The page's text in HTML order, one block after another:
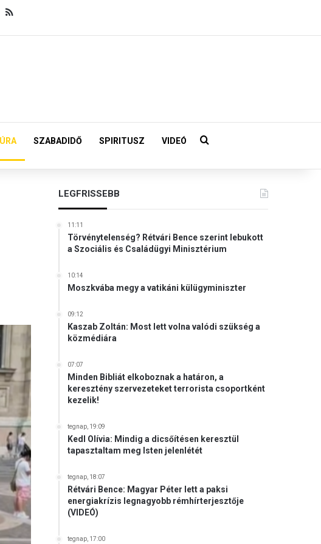
TikTok
SZABADIDŐ SPIRITUSZ VIDEÓ Keresés:
LEGFRISSEBB
11:11
Törvénytelenség? Rétvári Bence szerint lebukott
a Szociális és Családügyi Minisztérium
10:14
Moszkvába megy a vatikáni külügyminiszter
09:12
Kaszab Zoltán: Most lett volna valódi szükség a
közmédiára
07:07
Minden Bibliát elkoboznak a határon, a
keresztény szervezeteket terrorista csoportként
kezelik!
tegnap, 19:09
Kedl Olívia: Mindig a dicsőítésen keresztül
tapasztaltam meg Isten jelenlétét
tegnap, 18:07
Rétvári Bence: Magyar Péter lett a paksi
energiakrízis legnagyobb rémhírterjesztője
(VIDEÓ)
tegnap, 17:00